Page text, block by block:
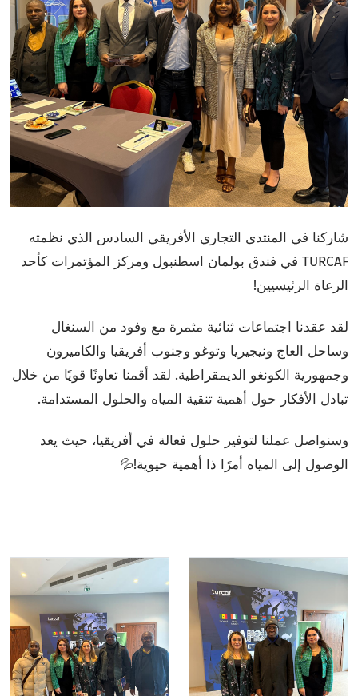
شاركنا في المنتدى التجاري الأفريقي السادس الذي نظمته
TURCAF في فندق بولمان اسطنبول ومركز المؤتمرات كأحد
الرعاة الرئيسيين!
لقد عقدنا اجتماعات ثنائية مثمرة مع وفود من السنغال
وساحل العاج ونيجيريا وتوغو وجنوب أفريقيا والكاميرون
وجمهورية الكونغو الديمقراطية. لقد أقمنا تعاونًا قويًا من خلال
تبادل الأفكار حول أهمية تنقية المياه والحلول المستدامة.
وسنواصل عملنا لتوفير حلول فعالة في أفريقيا، حيث يعد
الوصول إلى المياه أمرًا ذا أهمية حيوية!💦